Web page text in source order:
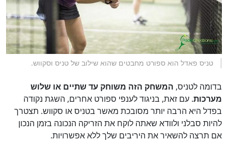
טניס פאדל הוא ספורט מחבטים שהוא שילוב של טניס וסקווש.
בדומה לטניס, המשחק הזה משוחק עד שתיים או שלוש
מערכות. עם זאת, בניגוד לענפי ספורט אחרים, השגת נקודה
בפדל היא הרבה יותר מסובכת מאשר בטניס או סקווש. תצטרך
להיות סבלני ולוודא שאתה לוקח את הזריקה הנכונה בזמן הנכון
אם תרצה להשאיר את היריבים שלך ללא אפשרויות.